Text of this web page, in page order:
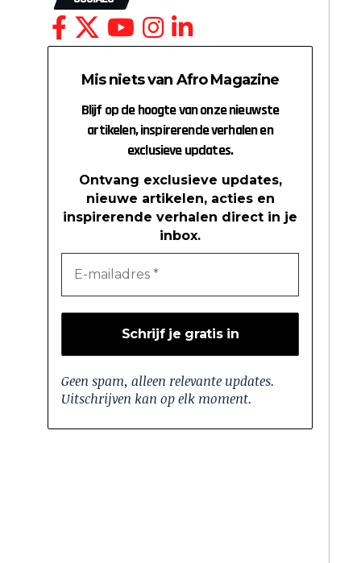
Mis niets van Afro Magazine
Blijf op de hoogte van onze nieuwste
artikelen, inspirerende verhalen en
exclusieve updates.
Ontvang exclusieve updates,
nieuwe artikelen, acties en
inspirerende verhalen direct in je
inbox.
Geen spam, alleen relevante updates.
Uitschrijven kan op elk moment.